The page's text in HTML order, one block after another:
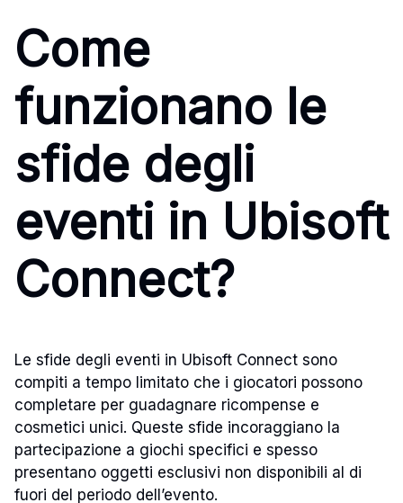
Come
funzionano le
sfide degli
eventi in Ubisoft
Connect?
Le sfide degli eventi in Ubisoft Connect sono
compiti a tempo limitato che i giocatori possono
completare per guadagnare ricompense e
cosmetici unici. Queste sfide incoraggiano la
partecipazione a giochi specifici e spesso
presentano oggetti esclusivi non disponibili al di
fuori del periodo dell’evento.